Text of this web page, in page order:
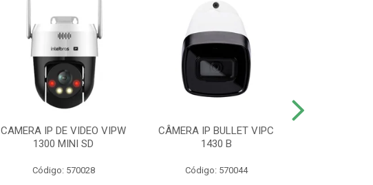
CAMERA IP DE VIDEO VIPW
1300 MINI SD
Código: 570028
CÂMERA IP BULLET VIPC
1430 B
Código: 570044